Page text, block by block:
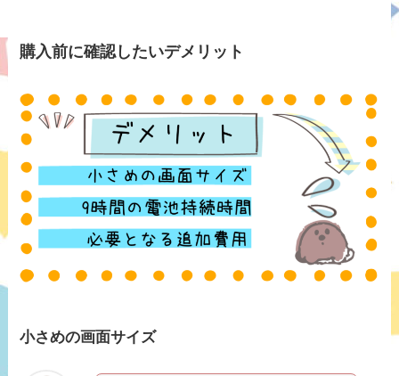
購入前に確認したいデメリット
小さめの画面サイズ